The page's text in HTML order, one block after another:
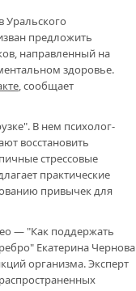
Уральского
предложить
направленный на
здоровье.
, сообщает
В нем психолог-
восстановить
стрессовые
практические
привычек для
— "Как поддержать
Екатерина Чернова
организма. Эксперт